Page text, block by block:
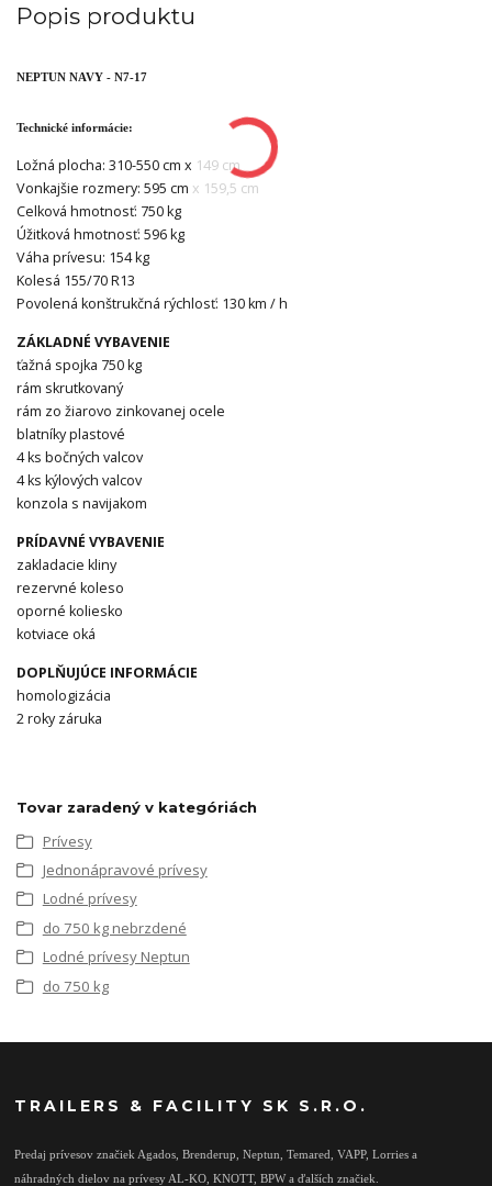
Popis produktu
NEPTUN NAVY - N7-17
Technické informácie:
Ložná plocha: 310-550 cm x 149 cm
Vonkajšie rozmery: 595 cm x 159,5 cm
Celková hmotnosť: 750 kg
Úžitková hmotnosť: 596 kg
Váha prívesu: 154 kg
Kolesá 155/70 R13
Povolená konštrukčná rýchlosť: 130 km / h
ZÁKLADNÉ VYBAVENIE
ťažná spojka 750 kg
rám skrutkovaný
rám zo žiarovo zinkovanej ocele
blatníky plastové
4 ks bočných valcov
4 ks kýlových valcov
konzola s navijakom
PRÍDAVNÉ VYBAVENIE
zakladacie kliny
rezervné koleso
oporné koliesko
kotviace oká
DOPLŇUJÚCE INFORMÁCIE
homologizácia
2 roky záruka
Tovar zaradený v kategóriách
Prívesy
Jednonápravové prívesy
Lodné prívesy
do 750 kg nebrzdené
Lodné prívesy Neptun
do 750 kg
TRAILERS & FACILITY SK S.R.O.
Predaj prívesov značiek Agados, Brenderup, Neptun, Temared, VAPP, Lorries a
náhradných dielov na prívesy AL-KO, KNOTT, BPW a ďalších značiek.